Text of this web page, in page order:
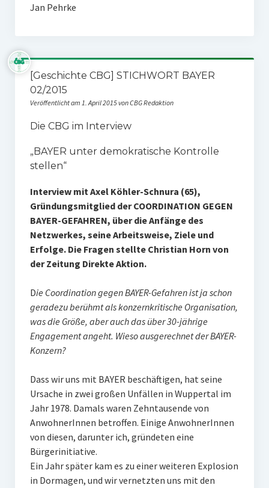
Jan Pehrke
[Geschichte CBG] STICHWORT BAYER
02/2015
Veröffentlicht am 1. April 2015 von CBG Redaktion
Die CBG im Interview
„BAYER unter demokratische Kontrolle
stellen“
Interview mit Axel Köhler-Schnura (65),
Gründungsmitglied der COORDINATION GEGEN
BAYER-GEFAHREN, über die Anfänge des
Netzwerkes, seine Arbeitsweise, Ziele und
Erfolge. Die Fragen stellte Christian Horn von
der Zeitung Direkte Aktion.
Die Coordination gegen BAYER-Gefahren ist ja schon
geradezu berühmt als konzernkritische Organisation,
was die Größe, aber auch das über 30-jährige
Engagement angeht. Wieso ausgerechnet der BAYER-
Konzern?
Dass wir uns mit BAYER beschäftigen, hat seine
Ursache in zwei großen Unfällen in Wuppertal im
Jahr 1978. Damals waren Zehntausende von
AnwohnerInnen betroffen. Einige AnwohnerInnen
von diesen, darunter ich, gründeten eine
Bürgerinitiative.
Ein Jahr später kam es zu einer weiteren Explosion
in Dormagen, und wir vernetzten uns mit den